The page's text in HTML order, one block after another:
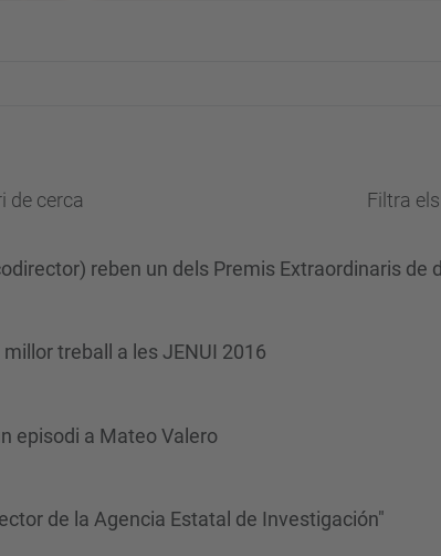
de cerca Filtra
reben un dels Premis Extraordinaris de
treball a les JENUI 2016
episodi a Mateo Valero
de la Agencia Estatal de Investigación"